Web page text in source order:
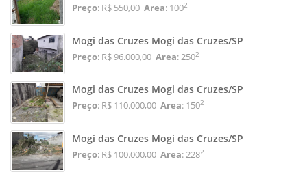
Preço: R$ 550,00 Area: 1002
Mogi das Cruzes Mogi das Cruzes/SP
Preço: R$ 96.000,00 Area: 2502
Mogi das Cruzes Mogi das Cruzes/SP
Preço: R$ 110.000,00 Area: 1502
Mogi das Cruzes Mogi das Cruzes/SP
Preço: R$ 100.000,00 Area: 2282